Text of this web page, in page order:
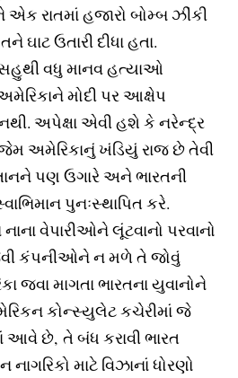
રાતમાં હજારો બોમ્બ ઝીંકી
ઘાટ ઉતારી દીધા હતા.
સહુથી વધુ માનવ હત્યાઓ
મોદી પર આક્ષેપ
અપેક્ષા એવી હશે કે નરેન્દ્ર
અમેરિકાનું ખંડિયું રાજ છે તેવી
પણ ઉગારે અને ભારતની
પુનઃસ્થાપિત કરે.
નાના વેપારીઓને લૂંટવાનો પરવાનો
કંપનીઓને ન મળે તે જોવું
જવા માગતા ભારતના યુવાનોને
કોન્સ્યુલેટ કચેરીમાં જે
આવે છે, તે બંધ કરાવી ભારત
માટે વિઝાનાં ધોરણો